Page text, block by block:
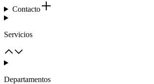
Contacto
Servicios
Departamentos